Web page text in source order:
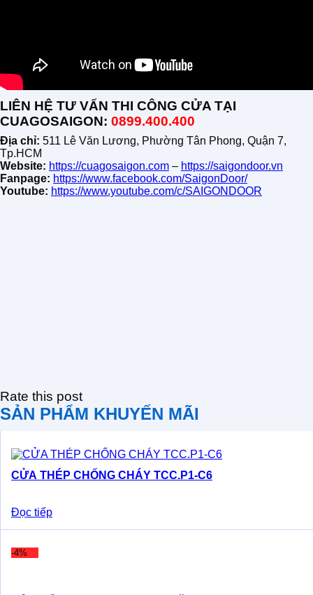
LIÊN HỆ TƯ VẤN THI CÔNG CỬA TẠI
CUAGOSAIGON: 0899.400.400
Địa chỉ: 511 Lê Văn Lương, Phường Tân Phong, Quận 7,
Tp.HCM
Website: https://cuagosaigon.com – https://saigondoor.vn
Fanpage: https://www.facebook.com/SaigonDoor/
Youtube: https://www.youtube.com/c/SAIGONDOOR
Rate this post
SẢN PHẨM KHUYẾN MÃI
CỬA THÉP CHỐNG CHÁY TCC.P1-C6
Đọc tiếp
-4%